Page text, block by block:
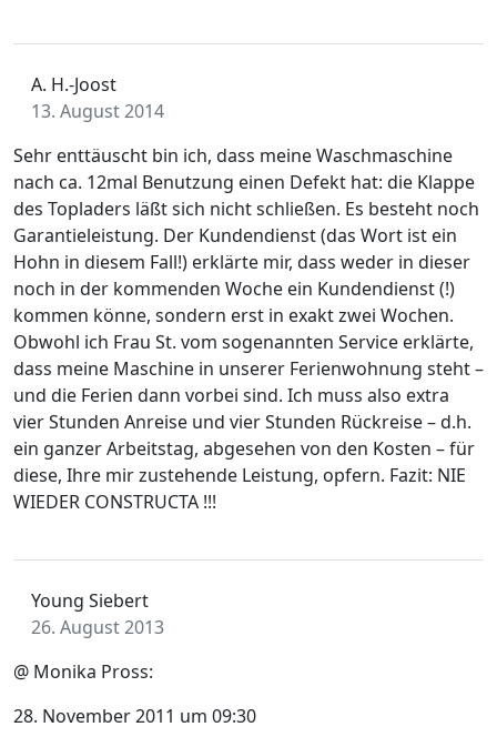
A. H.-Joost
13. August 2014
Sehr enttäuscht bin ich, dass meine Waschmaschine
nach ca. 12mal Benutzung einen Defekt hat: die Klappe
des Topladers läßt sich nicht schließen. Es besteht noch
Garantieleistung. Der Kundendienst (das Wort ist ein
Hohn in diesem Fall!) erklärte mir, dass weder in dieser
noch in der kommenden Woche ein Kundendienst (!)
kommen könne, sondern erst in exakt zwei Wochen.
Obwohl ich Frau St. vom sogenannten Service erklärte,
dass meine Maschine in unserer Ferienwohnung steht –
und die Ferien dann vorbei sind. Ich muss also extra
vier Stunden Anreise und vier Stunden Rückreise – d.h.
ein ganzer Arbeitstag, abgesehen von den Kosten – für
diese, Ihre mir zustehende Leistung, opfern. Fazit: NIE
WIEDER CONSTRUCTA !!!
Young Siebert
26. August 2013
@ Monika Pross:
28. November 2011 um 09:30